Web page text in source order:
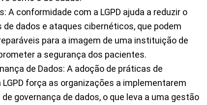
A conformidade com a LGPD ajuda a reduzir o
dados e ataques cibernéticos, que podem
para a imagem de uma instituição de
a segurança dos pacientes.
de Dados: A adoção de práticas de
força as organizações a implementarem
governança de dados, o que leva a uma gestão